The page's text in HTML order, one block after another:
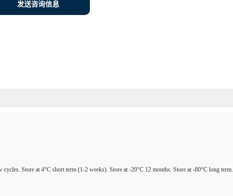
发送咨询信息
cycles. Store at 4°C short term (1-2 weeks). Store at -20°C 12 months. Store at -80°C long term.